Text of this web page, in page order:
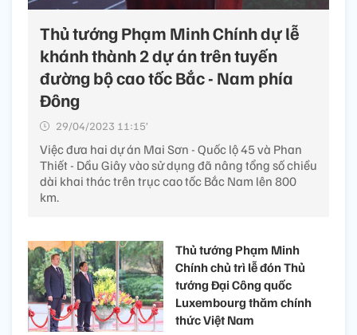
Thủ tướng Phạm Minh Chính dự lễ
khánh thành 2 dự án trên tuyến
đường bộ cao tốc Bắc - Nam phía
Đông
29/04/2023 11:15’
Việc đưa hai dự án Mai Sơn - Quốc lộ 45 và Phan
Thiết - Dầu Giây vào sử dụng đã nâng tổng số chiều
dài khai thác trên trục cao tốc Bắc Nam lên 800
km.
Thủ tướng Phạm Minh
Chính chủ trì lễ đón Thủ
tướng Đại Công quốc
Luxembourg thăm chính
thức Việt Nam